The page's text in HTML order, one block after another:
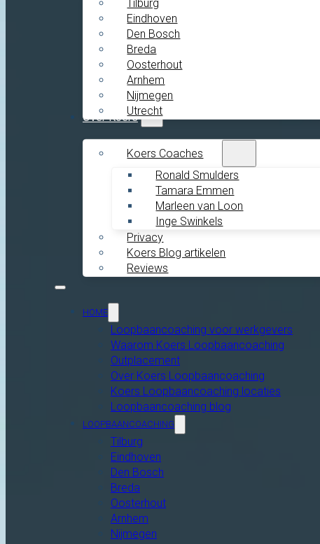
Tilburg
Eindhoven
Den Bosch
Breda
Oosterhout
Arnhem
Nijmegen
Utrecht
Over Koers
Koers Coaches
Ronald Smulders
Tamara Emmen
Marleen van Loon
Inge Swinkels
Privacy
Koers Blog artikelen
Reviews
HOME
Loopbaancoaching voor werkgevers
Waarom Koers Loopbaancoaching
Outplacement
Over Koers Loopbaancoaching
Koers Loopbaancoaching locaties
Loopbaancoaching blog
LOOPBAANCOACHING
Tilburg
Eindhoven
Den Bosch
Breda
Oosterhout
Arnhem
Nijmegen